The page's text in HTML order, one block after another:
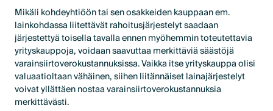
Mikäli kohdeyhtiöön tai sen osakkeiden kauppaan em.
lainkohdassa liitettävät rahoitusjärjestelyt saadaan
järjestettyä toisella tavalla ennen myöhemmin toteutettavia
yrityskauppoja, voidaan saavuttaa merkittäviä säästöjä
varainsiirtoverokustannuksissa. Vaikka itse yrityskauppa olisi
valuaatioltaan vähäinen, siihen liitännäiset lainajärjestelyt
voivat yllättäen nostaa varainsiirtoverokustannuksia
merkittävästi.